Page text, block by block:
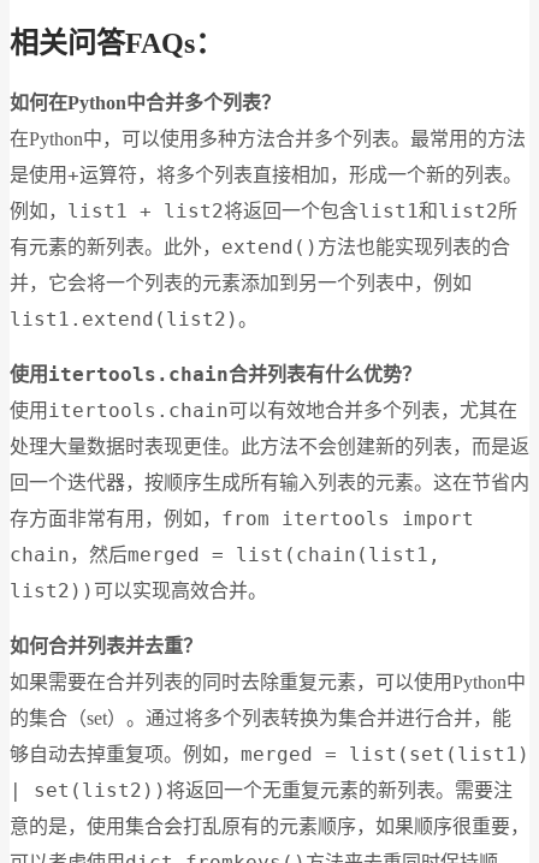
相关问答FAQs：
如何在Python中合并多个列表？
在Python中，可以使用多种方法合并多个列表。最常用的方法
是使用+运算符，将多个列表直接相加，形成一个新的列表。
例如， list1 + list2将返回一个包含list1和list2所
有元素的新列表。此外， extend() 方法也能实现列表的合
并，它会将一个列表的元素添加到另一个列表中，例如
list1.extend(list2)。
使用 itertools.chain合并列表有什么优势？
使用 itertools.chain可以有效地合并多个列表，尤其在
处理大量数据时表现更佳。此方法不会创建新的列表，而是返
回一个迭代器，按顺序生成所有输入列表的元素。这在节省内
存方面非常有用，例如， from itertools import
chain，然后merged = list(chain(list1,
list2)) 可以实现高效合并。
如何合并列表并去重？
如果需要在合并列表的同时去除重复元素，可以使用Python中
的集合（set）。通过将多个列表转换为集合并进行合并，能
够自动去掉重复项。例如， merged = list(set(list1)
| set(list2))将返回一个无重复元素的新列表。需要注
意的是，使用集合会打乱原有的元素顺序，如果顺序很重要，